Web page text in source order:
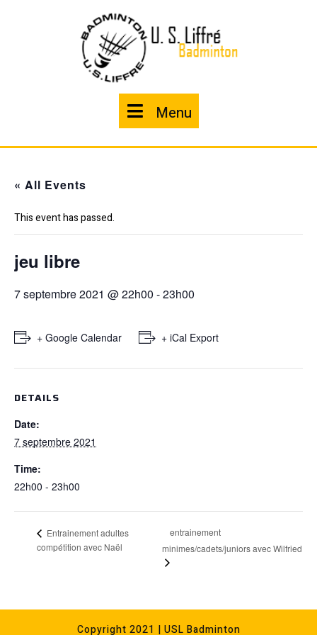
Menu
« All Events
This event has passed.
jeu libre
7 septembre 2021 @ 22h00 -23h00
+ Google Calendar + iCal Export
DETAILS
Date:
7 septembre 2021
Time:
22h00 - 23h00
Entrainement adultes
compétition avec Naël
entrainement
minimes/cadets/juniors avec Wilfried
Copyright 2021 | USL Badminton